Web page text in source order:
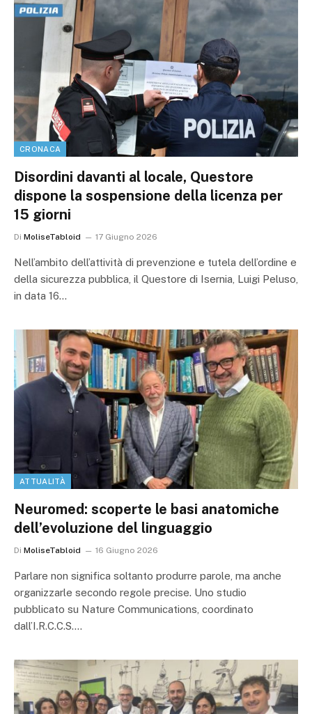
CRONACA
Disordini davanti al locale, Questore
dispone la sospensione della licenza per
15 giorni
Di MoliseTabloid 17 Giugno 2026
Nell’ambito dell’attività di prevenzione e tutela dell’ordine e
della sicurezza pubblica, il Questore di Isernia, Luigi Peluso,
in data 16…
ATTUALITÀ
Neuromed: scoperte le basi anatomiche
dell’evoluzione del linguaggio
Di MoliseTabloid 16 Giugno 2026
Parlare non significa soltanto produrre parole, ma anche
organizzarle secondo regole precise. Uno studio
pubblicato su Nature Communications, coordinato
dall’I.R.C.C.S.…